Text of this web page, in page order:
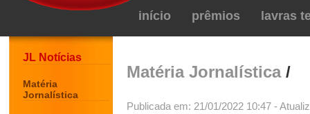
início prêmios lavras
JL Notícias
Matéria
Jornalística
Matéria Jornalística/
Publicada em: 21/01/2022 10:47 -